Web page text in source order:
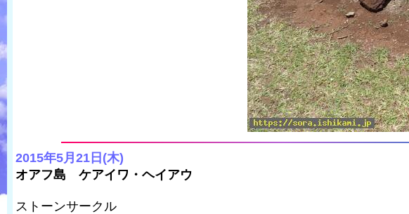
2015年5月21日(木)
オアフ島 ケアイワ・ヘイアウ
ストーンサークル